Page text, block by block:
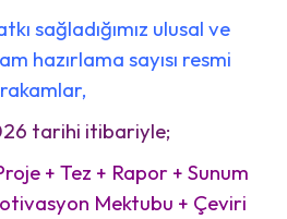
sağladığımız ulusal ve
hazırlama sayısı resmi
rakamlar,
tarihi itibariyle;
+ Tez + Rapor + Sunum
Mektubu + Çeviri